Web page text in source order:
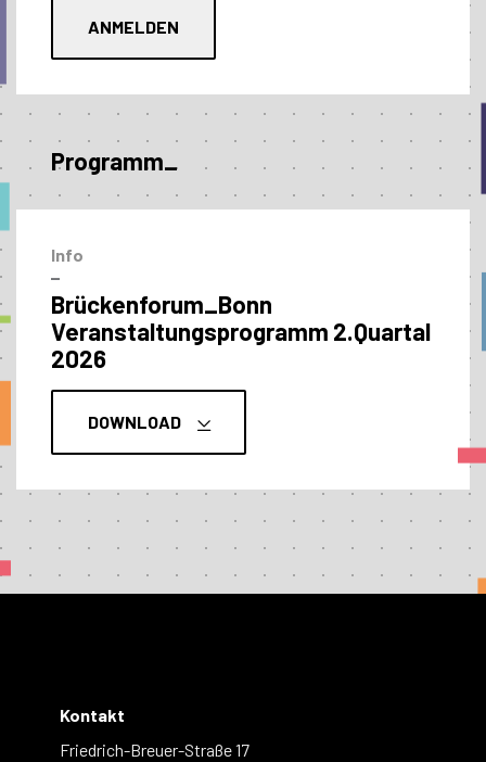
Programm_
Info
–
Brückenforum_Bonn
Veranstaltungs­programm 2.Quartal
2026
DOWNLOAD
Kontakt
Friedrich-Breuer-Straße 17